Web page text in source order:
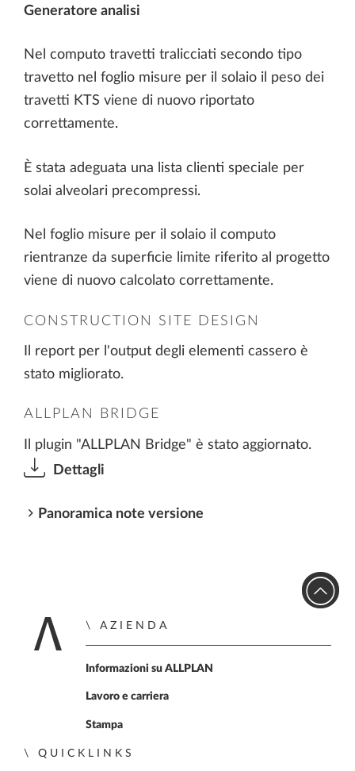
Generatore analisi
Nel computo travetti tralicciati secondo tipo
travetto nel foglio misure per il solaio il peso dei
travetti KTS viene di nuovo riportato
correttamente.
È stata adeguata una lista clienti speciale per
solai alveolari precompressi.
Nel foglio misure per il solaio il computo
rientranze da superficie limite riferito al progetto
viene di nuovo calcolato correttamente.
CONSTRUCTION SITE DESIGN
Il report per l'output degli elementi cassero è
stato migliorato.
ALLPLAN BRIDGE
Il plugin "ALLPLAN Bridge" è stato aggiornato.
Dettagli
Panoramica note versione
Home
AZIENDA
Informazioni su ALLPLAN
Lavoro e carriera
Stampa
QUICKLINKS